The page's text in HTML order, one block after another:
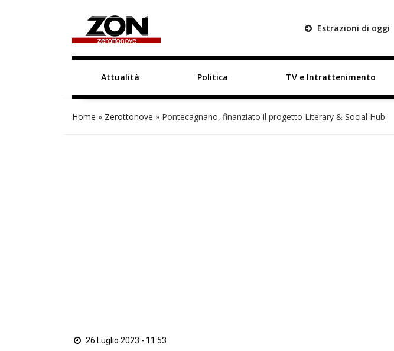
Estrazioni di oggi
Attualità Politica TV e Intrattenimento
Home » Zerottonove » Pontecagnano, finanziato il progetto Literary & Social Hub
26 Luglio 2023 - 11:53